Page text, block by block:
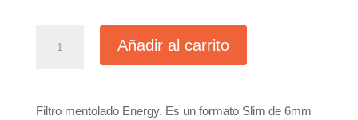
0,97€
hasta
5,42€
Añadir al carrito
Filtro mentolado Energy. Es un formato Slim de 6mm